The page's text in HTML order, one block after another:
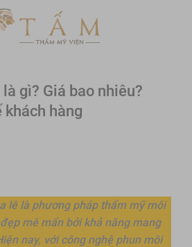
gì? Giá bao nhiêu?
khách hàng
lê là phương pháp thẩm mỹ môi
mê mẩn bởi khả năng mang
nay, với công nghệ phun môi